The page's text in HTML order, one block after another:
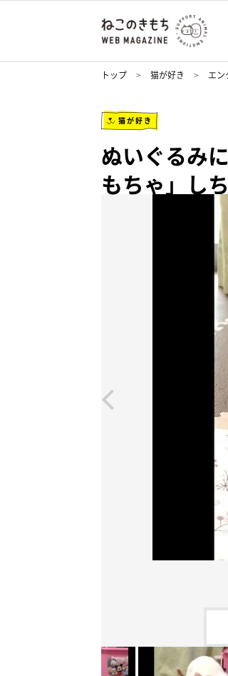
トップ 猫が好き エン
猫が好き
ぬいぐるみ
もちゃ」し